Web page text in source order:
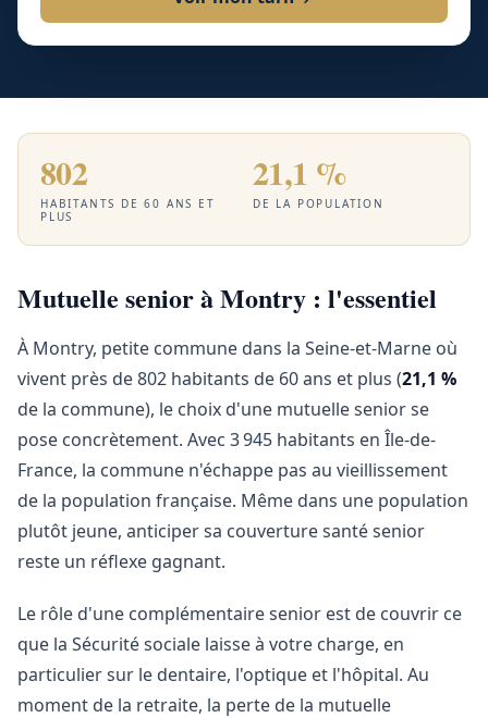
802
HABITANTS DE 60 ANS ET
PLUS
21,1 %
DE LA POPULATION
Mutuelle senior à Montry : l'essentiel
À Montry, petite commune dans la Seine-et-Marne où
vivent près de 802 habitants de 60 ans et plus (21,1 %
de la commune), le choix d'une mutuelle senior se
pose concrètement. Avec 3 945 habitants en Île-de-
France, la commune n'échappe pas au vieillissement
de la population française. Même dans une population
plutôt jeune, anticiper sa couverture santé senior
reste un réflexe gagnant.
Le rôle d'une complémentaire senior est de couvrir ce
que la Sécurité sociale laisse à votre charge, en
particulier sur le dentaire, l'optique et l'hôpital. Au
moment de la retraite, la perte de la mutuelle